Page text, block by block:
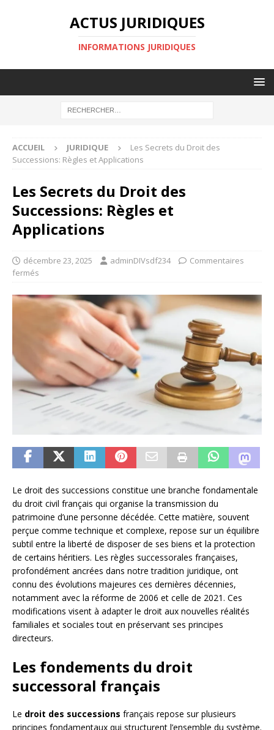
ACTUS JURIDIQUES
INFORMATIONS JURIDIQUES
ACCUEIL JURIDIQUE
Les Secrets du Droit des
Successions: Règles et Applications
Les Secrets du Droit des
Successions: Règles et
Applications
décembre 23, 2025 adminDIVsdf234
Commentaires
fermés
Le droit des successions constitue une branche fondamentale
du droit civil français qui organise la transmission du
patrimoine d’une personne décédée. Cette matière, souvent
perçue comme technique et complexe, repose sur un équilibre
subtil entre la liberté de disposer de ses biens et la protection
de certains héritiers. Les règles successorales françaises,
profondément ancrées dans notre tradition juridique, ont
connu des évolutions majeures ces dernières décennies,
notamment avec la réforme de 2006 et celle de 2021. Ces
modifications visent à adapter le droit aux nouvelles réalités
familiales et sociales tout en préservant ses principes
directeurs.
Les fondements du droit
successoral français
Le droit des successions français repose sur plusieurs
principes fondamentaux qui structurent l’ensemble du système.